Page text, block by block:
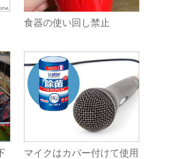
食器の使い回し禁止
マイクはカバー付けて使用